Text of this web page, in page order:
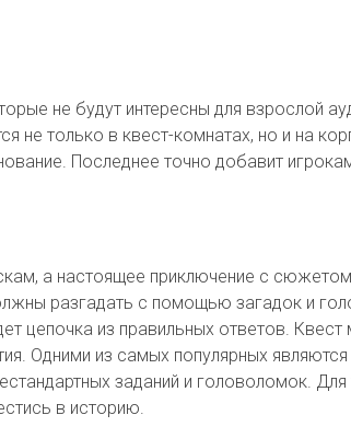
не будут интересны для взрослой
не только в квест-комнатах, но и на
Последнее точно добавит
а настоящее приключение с
разгадать с помощью загадок и
цепочка из правильных ответов.
Одними из самых популярных являются
заданий и головоломок.
в историю.